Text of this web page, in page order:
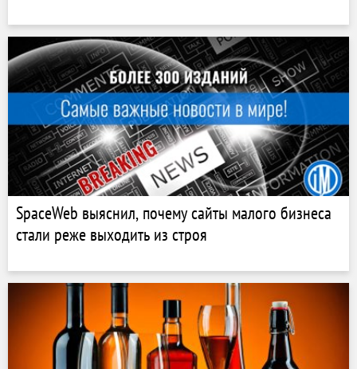
SpaceWeb выяснил, почему сайты малого бизнеса
стали реже выходить из строя